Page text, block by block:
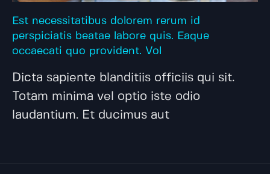
Est necessitatibus dolorem rerum id
perspiciatis beatae labore quis. Eaque
occaecati quo provident. Vol
Dicta sapiente blanditiis officiis qui sit.
Totam minima vel optio iste odio
laudantium. Et ducimus aut